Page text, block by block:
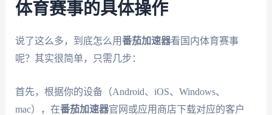
体育赛事的具体操作
说了这么多，到底怎么用番茄加速器看国内体育赛事
呢？其实很简单，只需几步：
首先，根据你的设备（Android、iOS、Windows、
mac），在番茄加速器官网或应用商店下载对应的客户